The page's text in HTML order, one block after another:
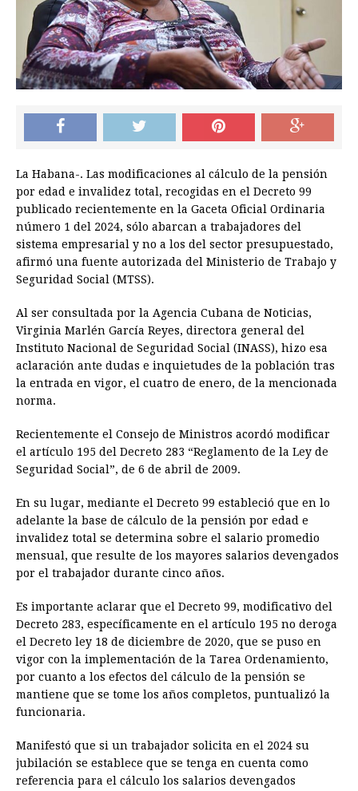
La Habana-. Las modificaciones al cálculo de la pensión
por edad e invalidez total, recogidas en el Decreto 99
publicado recientemente en la Gaceta Oficial Ordinaria
número 1 del 2024, sólo abarcan a trabajadores del
sistema empresarial y no a los del sector presupuestado,
afirmó una fuente autorizada del Ministerio de Trabajo y
Seguridad Social (MTSS).
Al ser consultada por la Agencia Cubana de Noticias,
Virginia Marlén García Reyes, directora general del
Instituto Nacional de Seguridad Social (INASS), hizo esa
aclaración ante dudas e inquietudes de la población tras
la entrada en vigor, el cuatro de enero, de la mencionada
norma.
Recientemente el Consejo de Ministros acordó modificar
el artículo 195 del Decreto 283 “Reglamento de la Ley de
Seguridad Social”, de 6 de abril de 2009.
En su lugar, mediante el Decreto 99 estableció que en lo
adelante la base de cálculo de la pensión por edad e
invalidez total se determina sobre el salario promedio
mensual, que resulte de los mayores salarios devengados
por el trabajador durante cinco años.
Es importante aclarar que el Decreto 99, modificativo del
Decreto 283, específicamente en el artículo 195 no deroga
el Decreto ley 18 de diciembre de 2020, que se puso en
vigor con la implementación de la Tarea Ordenamiento,
por cuanto a los efectos del cálculo de la pensión se
mantiene que se tome los años completos, puntualizó la
funcionaria.
Manifestó que si un trabajador solicita en el 2024 su
jubilación se establece que se tenga en cuenta como
referencia para el cálculo los salarios devengados